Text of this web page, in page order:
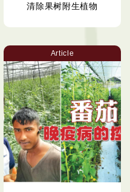
清除果树附生植物
Article